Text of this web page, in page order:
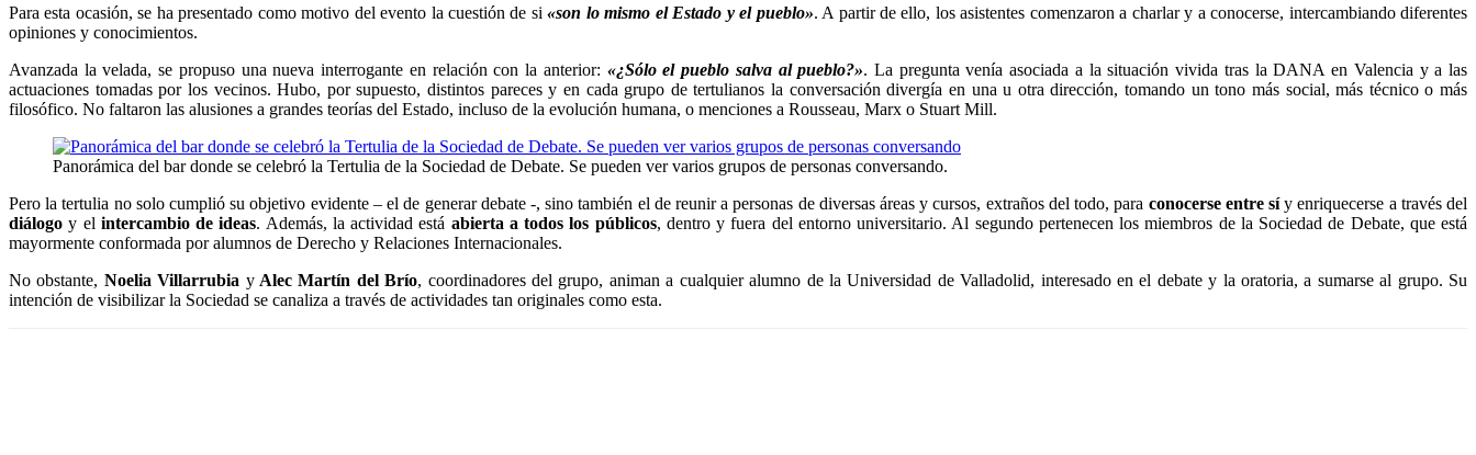
Para esta ocasión, se ha presentado como motivo del evento la cuestión de si«son lo mismo el Estado y el pueblo». A partir de ello, los asistentes comenzaron a charlar y a conocerse, intercambiando diferentes
opiniones y conocimientos.
Avanzada la velada, se propuso una nueva interrogante en relación con la anterior: «¿Sólo el pueblo salva al pueblo?». La pregunta venía asociada a la situación vivida tras la DANA en Valencia y a las
actuaciones tomadas por los vecinos. Hubo, por supuesto, distintos pareces y en cada grupo de tertulianos la conversación divergía en una u otra dirección, tomando un tono más social, más técnico o más
filosófico. No faltaron las alusiones a grandes teorías del Estado, incluso de la evolución humana, o menciones a Rousseau, Marx o Stuart Mill.
Panorámica del bar donde se celebró la Tertulia de la Sociedad de Debate. Se pueden ver varios grupos de personas conversando.
Pero la tertulia no solo cumplió su objetivo evidente – el de generar debate -, sino también el de reunir a personas de diversas áreas y cursos, extraños del todo, para conocerse entre síy enriquecerse a través del
diálogo y el intercambio de ideas. Además, la actividad está abierta a todos los públicos, dentro y fuera del entorno universitario. Al segundo pertenecen los miembros de la Sociedad de Debate, que está
mayormente conformada por alumnos de Derecho y Relaciones Internacionales.
No obstante, Noelia Villarrubia yAlec Martín del Brío, coordinadores del grupo, animan a cualquier alumno de la Universidad de Valladolid, interesado en el debate y la oratoria, a sumarse al grupo. Su
intención de visibilizar la Sociedad se canaliza a través de actividades tan originales como esta.